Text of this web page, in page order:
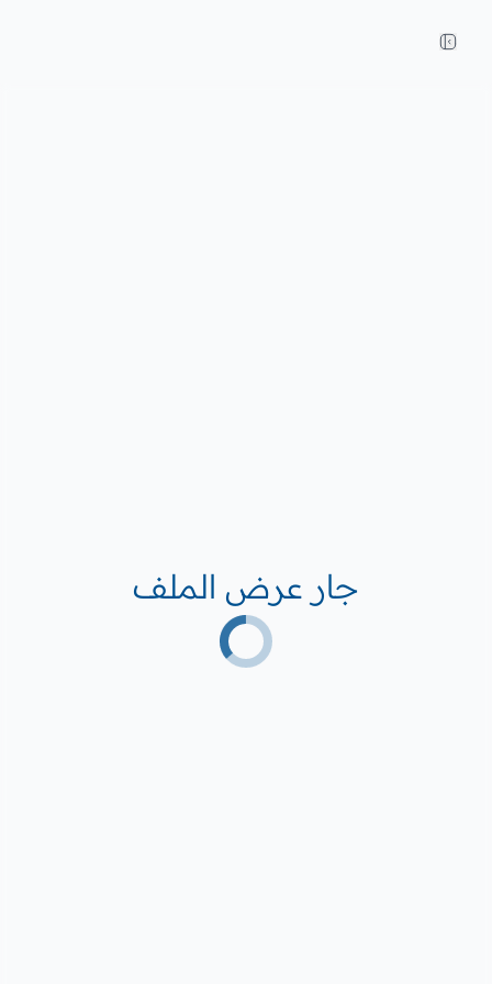
جار عرض الملف